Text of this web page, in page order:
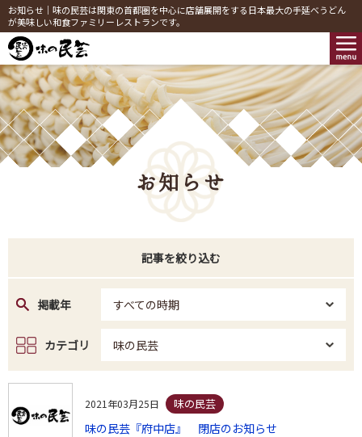
お知らせ｜味の民芸は関東の首都圏を中心に店舗展開をする日本最大の手延べうどん
が美味しい和食ファミリーレストランです。
お知らせ
記事を絞り込む
掲載年 すべての時期
カテゴリ 味の民芸
2021年03月25日 味の民芸
味の民芸『府中店』 閉店のお知らせ